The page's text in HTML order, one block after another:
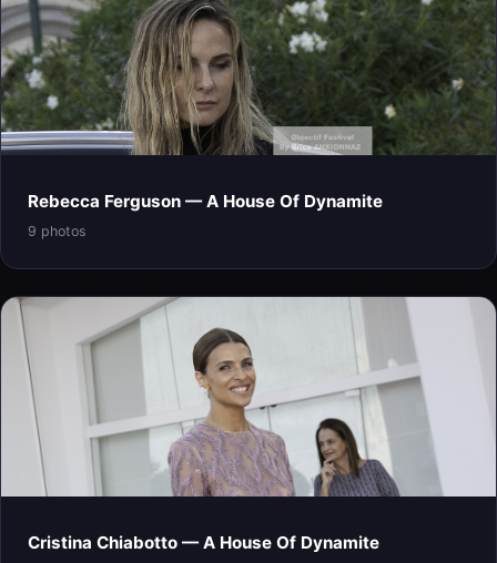
Rebecca Ferguson — A House Of Dynamite
9 photos
Cristina Chiabotto — A House Of Dynamite